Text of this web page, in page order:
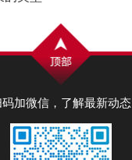
码加微信，了解最新动态